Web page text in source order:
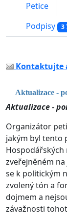
Petice
Podpisy 3
Kontaktujte
Aktualizace -
Aktualizace -
Organizátor
jakým byl tento
zveřejněném
se k politickým
zvolený tón a
dojmem a
závažnosti